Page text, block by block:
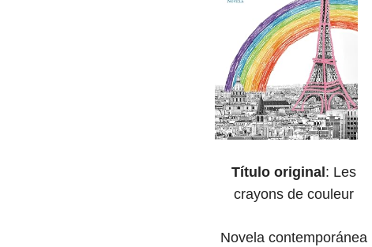
Título original : Les
crayons de couleur
Novela contemporánea